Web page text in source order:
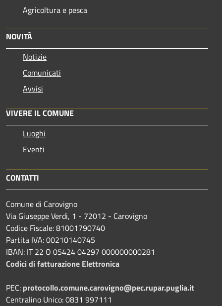
Agricoltura e pesca
NOVITÀ
Notizie
Comunicati
Avvisi
VIVERE IL COMUNE
Luoghi
Eventi
CONTATTI
Comune di Carovigno
Via Giuseppe Verdi, 1 - 72012 - Carovigno
Codice Fiscale: 81001790740
Partita IVA: 00210140745
IBAN: IT 22 O 05424 04297 000000000281
Codici di fatturazione Elettronica
PEC: protocollo.comune.carovigno@pec.rupar.puglia.it
Centralino Unico: 0831 997111